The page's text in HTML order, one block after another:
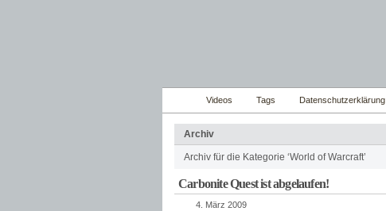
Videos Tags Datenschutzerklärung
Archiv
Archiv für die Kategorie ‘World of Warcraft’
Carbonite Quest ist abgelaufen!
4. März 2009